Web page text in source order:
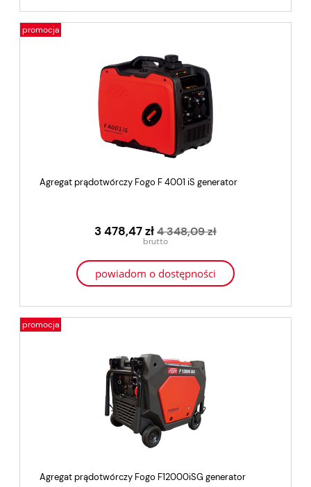
Agregat prądotwórczy Fogo F 4001 iS generator
3 478,47 zł4 348,09 zł
powiadom o dostępności
promocja
Agregat prądotwórczy Fogo F12000iSG generator
promocja